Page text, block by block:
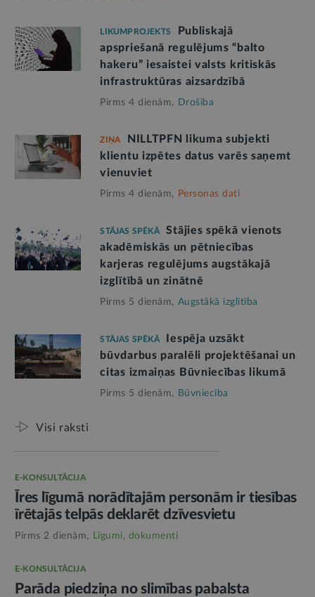
LIKUMPROJEKTS
Publiskajā
apspriešanā regulējums “balto
hakeru” iesaistei valsts kritiskās
infrastruktūras aizsardzībā
Pirms 4 dienām, Drošība
ZIŅA
NILLTPFN likuma subjekti
klientu izpētes datus varēs saņemt
vienuviet
Pirms 4 dienām, Personas dati
STĀJAS SPĒKĀ
Stājies spēkā vienots
akadēmiskās un pētniecības
karjeras regulējums augstākajā
izglītībā un zinātnē
Pirms 5 dienām, Augstākā izglītība
STĀJAS SPĒKĀ
Iespēja uzsākt
būvdarbus paralēli projektēšanai un
citas izmaiņas Būvniecības likumā
Pirms 5 dienām, Būvniecība
Visi raksti
E-KONSULTĀCIJA
Īres līgumā norādītajām personām ir tiesības
īrētajās telpās deklarēt dzīvesvietu
Pirms 2 dienām, Līgumi, dokumenti
E-KONSULTĀCIJA
Parāda piedziņa no slimības pabalsta